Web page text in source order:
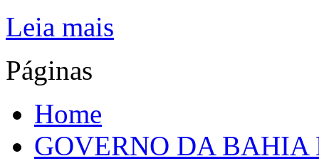
Leia mais
Páginas
Home
GOVERNO DA